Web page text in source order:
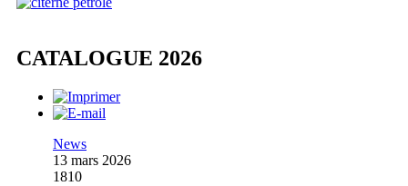
CATALOGUE 2026
News
13 mars 2026
1810